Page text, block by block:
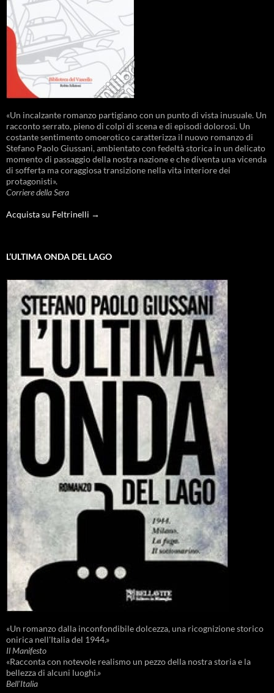
«Un incalzante romanzo partigiano con un punto di vista inusuale. Un
racconto serrato, pieno di colpi di scena e di episodi dolorosi. Un
costante sentimento omoerotico caratterizza il nuovo romanzo di
Stefano Paolo Giussani, ambientato con fedeltà storica in un delicato
momento di passaggio della nostra nazione e che diventa una vicenda
di sofferta ma coraggiosa transizione nella vita interiore dei
protagonisti».
Corriere della Sera
Acquista su Feltrinelli →
L’ULTIMA ONDA DEL LAGO
«Un romanzo dalla inconfondibile dolcezza, una ricognizione storico
onirica nell'Italia del 1944.»
Il Manifesto
«Racconta con notevole realismo un pezzo della nostra storia e la
bellezza di alcuni luoghi.»
Bell'Italia